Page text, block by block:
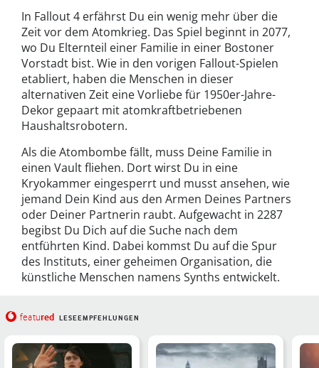
In Fallout 4 erfährst Du ein wenig mehr über die
Zeit vor dem Atomkrieg. Das Spiel beginnt in 2077,
wo Du Elternteil einer Familie in einer Bostoner
Vorstadt bist. Wie in den vorigen Fallout-Spielen
etabliert, haben die Menschen in dieser
alternativen Zeit eine Vorliebe für 1950er-Jahre-
Dekor gepaart mit atomkraftbetriebenen
Haushaltsrobotern.
Als die Atombombe fällt, muss Deine Familie in
einen Vault fliehen. Dort wirst Du in eine
Kryokammer eingesperrt und musst ansehen, wie
jemand Dein Kind aus den Armen Deines Partners
oder Deiner Partnerin raubt. Aufgewacht in 2287
begibst Du Dich auf die Suche nach dem
entführten Kind. Dabei kommst Du auf die Spur
des Instituts, einer geheimen Organisation, die
künstliche Menschen namens Synths entwickelt.
featured LESEEMPFEHLUNGEN